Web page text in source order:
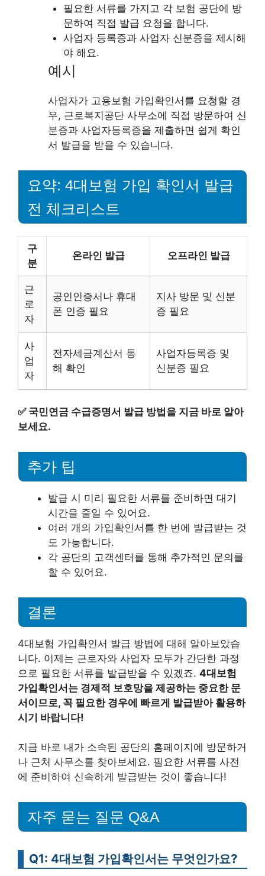
필요한 서류를 가지고 각 보험 공단에 방
문하여 직접 발급 요청을 합니다.
사업자 등록증과 사업자 신분증을 제시해
야 해요.
예시
사업자가 고용보험 가입확인서를 요청할 경
우, 근로복지공단 사무소에 직접 방문하여 신
분증과 사업자등록증을 제출하면 쉽게 확인
서 발급을 받을 수 있습니다.
요약: 4대보험 가입 확인서 발급
전 체크리스트
구
분
온라인 발급 오프라인 발급
근
로
자
공인인증서나 휴대
폰 인증 필요
지사 방문 및 신분
증 필요
사
업
자
전자세금계산서 통
해 확인
사업자등록증 및
신분증 필요
✅ 국민연금 수급증명서 발급 방법을 지금 바로 알아
보세요.
추가 팁
발급 시 미리 필요한 서류를 준비하면 대기
시간을 줄일 수 있어요.
여러 개의 가입확인서를 한 번에 발급받는 것
도 가능합니다.
각 공단의 고객센터를 통해 추가적인 문의를
할 수 있어요.
결론
4대보험 가입확인서 발급 방법에 대해 알아보았습
니다. 이제는 근로자와 사업자 모두가 간단한 과정
으로 필요한 서류를 발급받을 수 있겠죠. 4대보험
가입확인서는 경제적 보호망을 제공하는 중요한 문
서이므로, 꼭 필요한 경우에 빠르게 발급받아 활용하
시기 바랍니다!
지금 바로 내가 소속된 공단의 홈페이지에 방문하거
나 근처 사무소를 찾아보세요. 필요한 서류를 사전
에 준비하여 신속하게 발급받는 것이 좋습니다!
자주 묻는 질문 Q&A
Q1: 4대보험 가입확인서는 무엇인가요?